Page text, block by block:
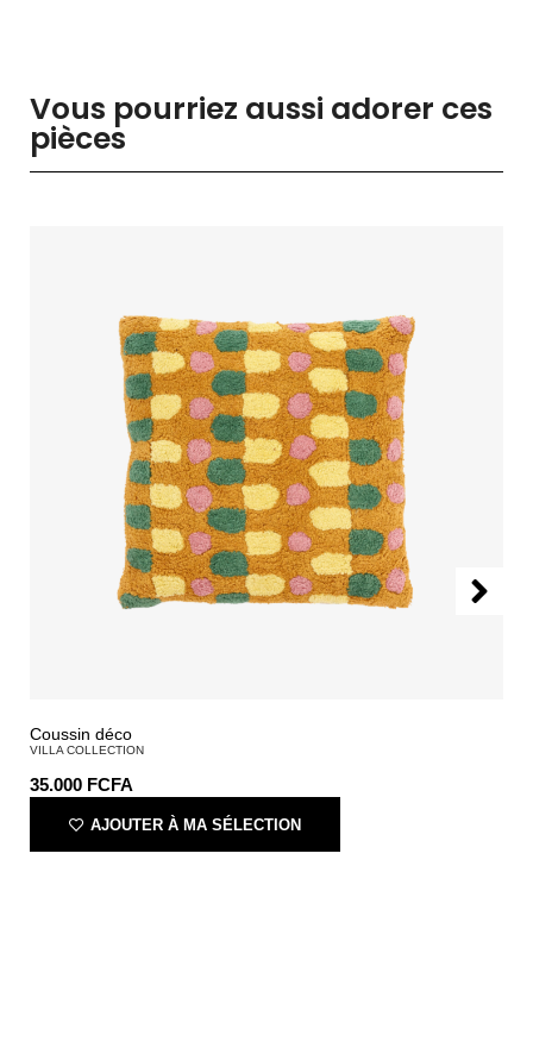
Vous pourriez aussi adorer ces
pièces
Coussin déco
VILLA COLLECTION
35.000 FCFA
AJOUTER À MA SÉLECTION